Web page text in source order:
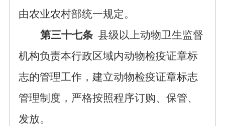
由农业农村部统一规定。
第三十七条 县级以上动物卫生监督
机构负责本行政区域内动物检疫证章标
志的管理工作，建立动物检疫证章标志
管理制度，严格按照程序订购、保管、
发放。